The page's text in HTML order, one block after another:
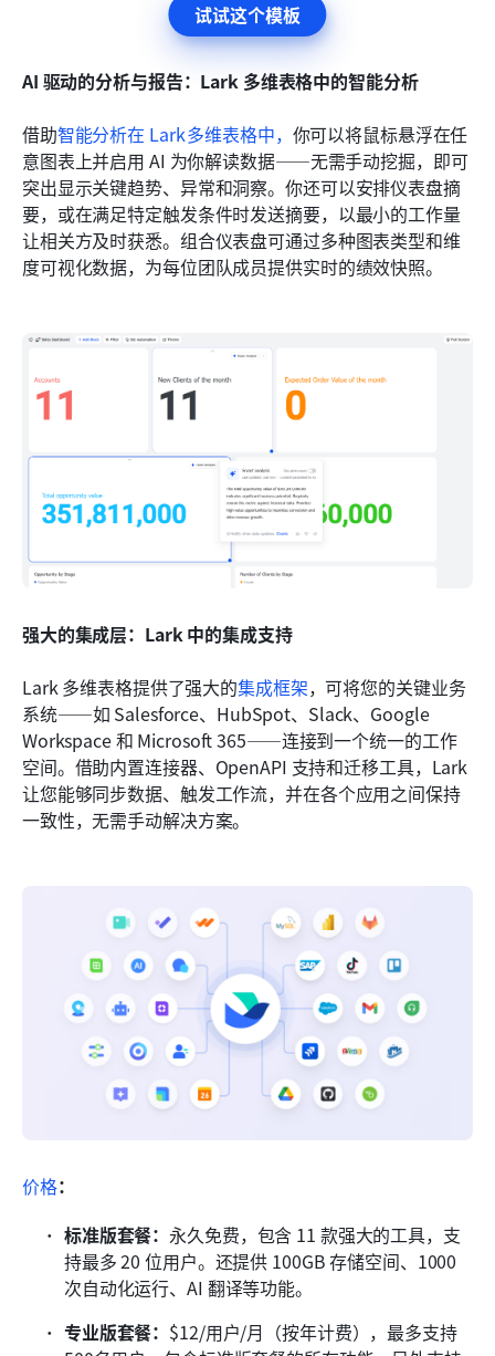
试试这个模板
AI 驱动的分析与报告：Lark 多维表格中的智能分析
借助智能分析在 Lark 多维表格中， 你可以将鼠标悬浮在任
意图表上并启用 AI 为你解读数据——无需手动挖掘，即可
突出显示关键趋势、异常和洞察。你还可以安排仪表盘摘
要，或在满足特定触发条件时发送摘要，以最小的工作量
让相关方及时获悉。组合仪表盘可通过多种图表类型和维
度可视化数据，为每位团队成员提供实时的绩效快照。
强大的集成层：Lark 中的集成支持
Lark 多维表格提供了强大的集成框架，可将您的关键业务
系统——如 Salesforce、HubSpot、Slack、Google
Workspace 和 Microsoft 365——连接到一个统一的工作
空间。借助内置连接器、OpenAPI 支持和迁移工具，Lark
让您能够同步数据、触发工作流，并在各个应用之间保持
一致性，无需手动解决方案。
价格：
标准版套餐： 永久免费，包含 11 款强大的工具，支
持最多 20 位用户。还提供 100GB 存储空间、1000
次自动化运行、AI 翻译等功能。
专业版套餐： $12/用户/月（按年计费），最多支持